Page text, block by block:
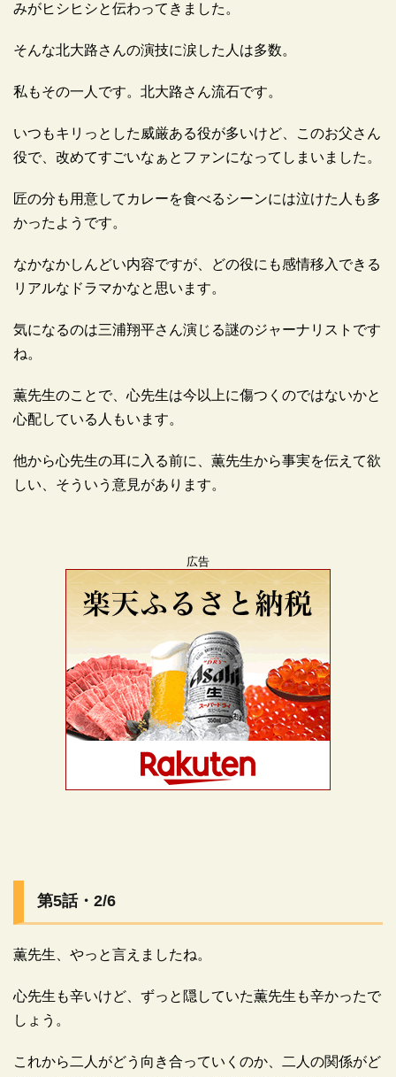
広告
広告
みがヒシヒシと伝わってきました。
そんな北大路さんの演技に涙した人は多数。
私もその一人です。北大路さん流石です。
いつもキリっとした威厳ある役が多いけど、このお父さん
役で、改めてすごいなぁとファンになってしまいました。
匠の分も用意してカレーを食べるシーンには泣けた人も多
かったようです。
なかなかしんどい内容ですが、どの役にも感情移入できる
リアルなドラマかなと思います。
気になるのは三浦翔平さん演じる謎のジャーナリストです
ね。
薫先生のことで、心先生は今以上に傷つくのではないかと
心配している人もいます。
他から心先生の耳に入る前に、薫先生から事実を伝えて欲
しい、そういう意見があります。
広告
第5話・2/6
薫先生、やっと言えましたね。
心先生も辛いけど、ずっと隠していた薫先生も辛かったで
しょう。
これから二人がどう向き合っていくのか、二人の関係がど